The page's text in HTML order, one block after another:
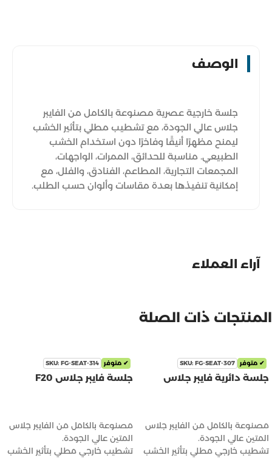
الوصف
جلسة خارجية عصرية مصنوعة بالكامل من الفايبر
جلاس عالي الجودة، مع تشطيب مطلي بتأثير الخشب
ليمنح مظهرًا أنيقًا وفاخرًا دون استخدام الخشب
الطبيعي. مناسبة للحدائق، الممرات، الواجهات،
المجمعات التجارية، المطاعم، الفنادق، والفلل، مع
إمكانية تنفيذها بعدة مقاسات وألوان حسب الطلب.
آراء العملاء
المنتجات ذات الصلة
✔ متوفر SKU: FG-SEAT-307
جلسة دائرية فايبر جلاس
مصنوعة بالكامل من الفايبر جلاس
المتين عالي الجودة.
تشطيب خارجي مطلي بتأثير الخشب
✔ متوفر SKU: FG-SEAT-314
جلسة فايبر جلاس F20
مصنوعة بالكامل من الفايبر جلاس
المتين عالي الجودة.
تشطيب خارجي مطلي بتأثير الخشب